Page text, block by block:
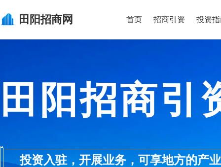
田阳招商网 首页 招商引资 投资
田阳招商引
投资入驻，开展业务，可享地方的产